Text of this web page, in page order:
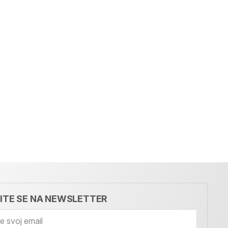
SE NA NEWSLETTER